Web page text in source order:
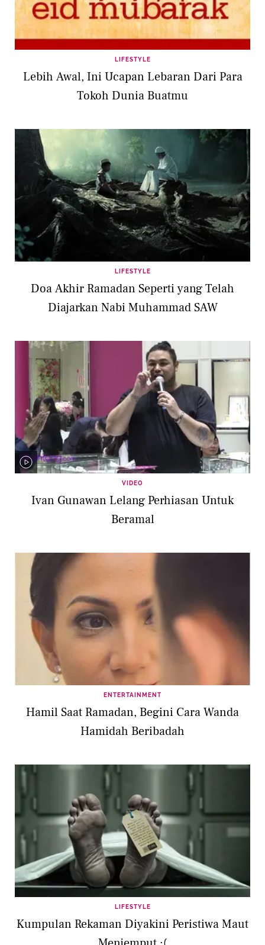
LIFESTYLE
Lebih Awal, Ini Ucapan Lebaran Dari Para
Tokoh Dunia Buatmu
LIFESTYLE
Doa Akhir Ramadan Seperti yang Telah
Diajarkan Nabi Muhammad SAW
VIDEO
Ivan Gunawan Lelang Perhiasan Untuk
Beramal
ENTERTAINMENT
Hamil Saat Ramadan, Begini Cara Wanda
Hamidah Beribadah
LIFESTYLE
Kumpulan Rekaman Diyakini Peristiwa Maut